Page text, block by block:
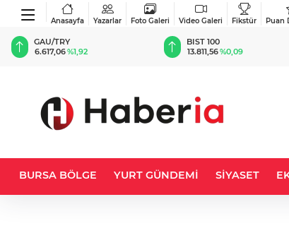
Anasayfa Yazarlar Foto Galeri Video Galeri Fikstür Puan
BIST 100
13.811,56%0,09
USD
47,7009%0,17
BURSA BÖLGE YURT GÜNDEMİ SİYASET